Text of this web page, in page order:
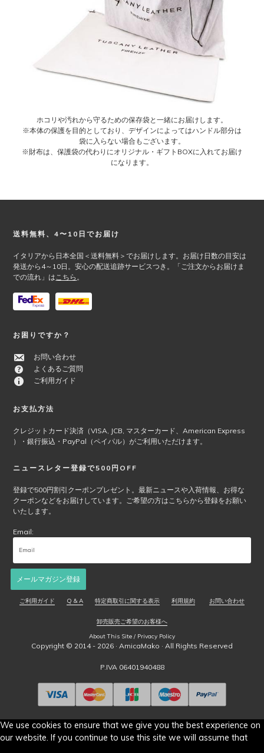
ホコリや汚れから守るための保存袋と一緒にお届けします。
※本体の保護を目的としており、デザインによってはハンドル部分は
袋に入らない場合もございます。
※財布は、保護袋の代わりにオリジナル・ギフトBOXに入れてお届け
になります。
Footer
送料無料、4〜10日でお届け
イタリアから日本全国＜送料無料＞でお届けします。お届け日数の目安は
発送から4～10日。安心の配送追跡サービスつき。「ご注文からお届けま
での流れ」はこちら 。
お困りですか？
お問い合わせ
よくあるご質問
ご利用ガイド
お支払方法
クレジットカード決済（VISA, JCB, マスターカード、American Express
）・銀行振込・PayPal（ペイパル）がご利用いただけます。
ニュースレター登録で500円OFF
登録で500円割引クーポンプレゼント。最新ニュースや入荷情報、お得な
クーポンなどをお届けしています。ご希望の方はこちらから登録をお願い
いたします。
Email:
メールマガジン登録
ご利用ガイド Q & A 特定商取引に関する表示 利用規約 お問い合わせ
卸売販売ご希望のお客様へ
About This Site / Privacy Policy
Copyright © 2014 - 2026 · AmicaMako · All Rights Reserved
P.IVA 06401940488
We use cookies to ensure that we give you the best experience on
our website. If you continue to use this site we will assume that